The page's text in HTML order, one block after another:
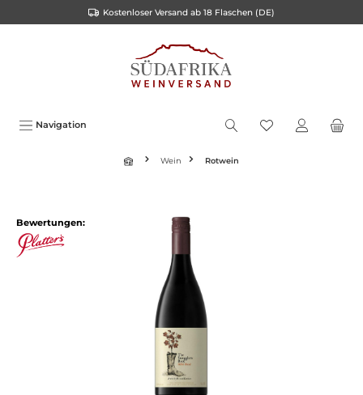
Kostenloser Versand ab 18 Flaschen (DE)
Navigation
Wein Rotwein
Bewertungen: